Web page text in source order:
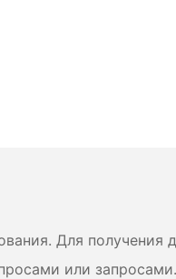
Для получения
или запросами.